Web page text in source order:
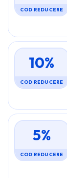
COD REDUCERE
10%
COD REDUCERE
5%
COD REDUCERE